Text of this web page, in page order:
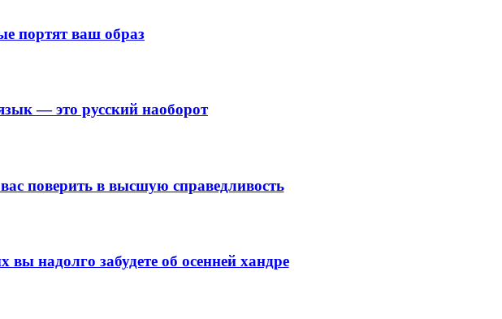
портят ваш образ
— это русский наоборот
поверить в высшую справедливость
надолго забудете об осенней хандре